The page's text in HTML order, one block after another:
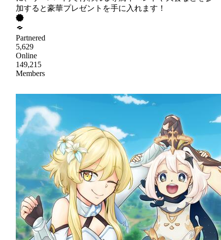
加すると豪華プレゼントを手に入れます！
Partnered
5,629
Online
149,215
Members